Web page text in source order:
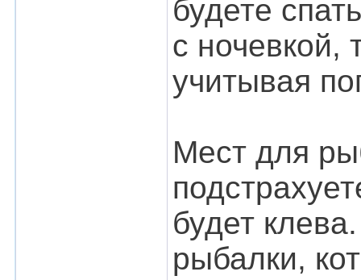
будете
с ночевкой,
учитывая
Мест для
будет
рыбалки,